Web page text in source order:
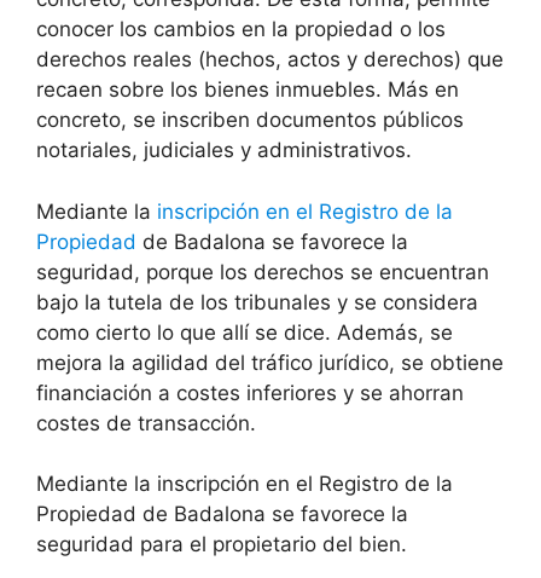
conocer los cambios en la propiedad o los
derechos reales (hechos, actos y derechos) que
recaen sobre los bienes inmuebles. Más en
concreto, se inscriben documentos públicos
notariales, judiciales y administrativos.
Mediante la inscripción en el Registro de la
Propiedad de Badalona se favorece la
seguridad, porque los derechos se encuentran
bajo la tutela de los tribunales y se considera
como cierto lo que allí se dice. Además, se
mejora la agilidad del tráfico jurídico, se obtiene
financiación a costes inferiores y se ahorran
costes de transacción.
Mediante la inscripción en el Registro de la
Propiedad de Badalona se favorece la
seguridad para el propietario del bien.